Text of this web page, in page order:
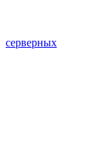
серверных